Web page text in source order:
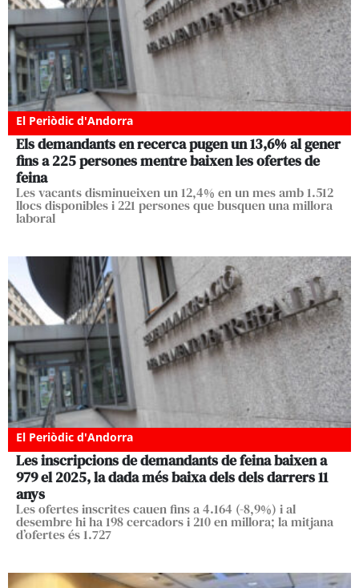
El Periòdic d'Andorra
Els demandants en recerca pugen un 13,6% al gener
fins a 225 persones mentre baixen les ofertes de
feina
Les vacants disminueixen un 12,4% en un mes amb 1.512
llocs disponibles i 221 persones que busquen una millora
laboral
El Periòdic d'Andorra
Les inscripcions de demandants de feina baixen a
979 el 2025, la dada més baixa dels dels darrers 11
anys
Les ofertes inscrites cauen fins a 4.164 (-8,9%) i al
desembre hi ha 198 cercadors i 210 en millora; la mitjana
d’ofertes és 1.727